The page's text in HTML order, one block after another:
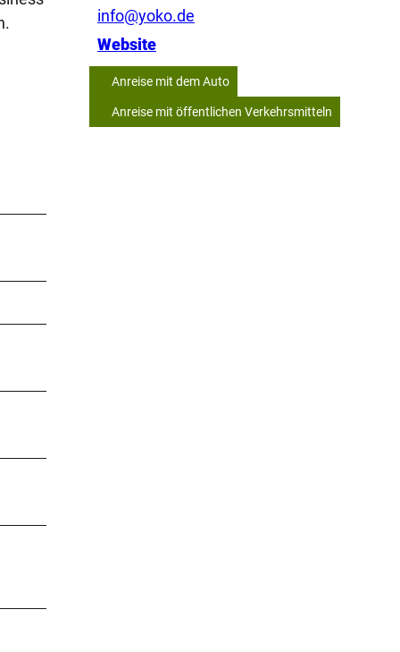
info@yoko.de
Website
Anreise mit dem Auto
Anreise mit öffentlichen Verkehrsmitteln